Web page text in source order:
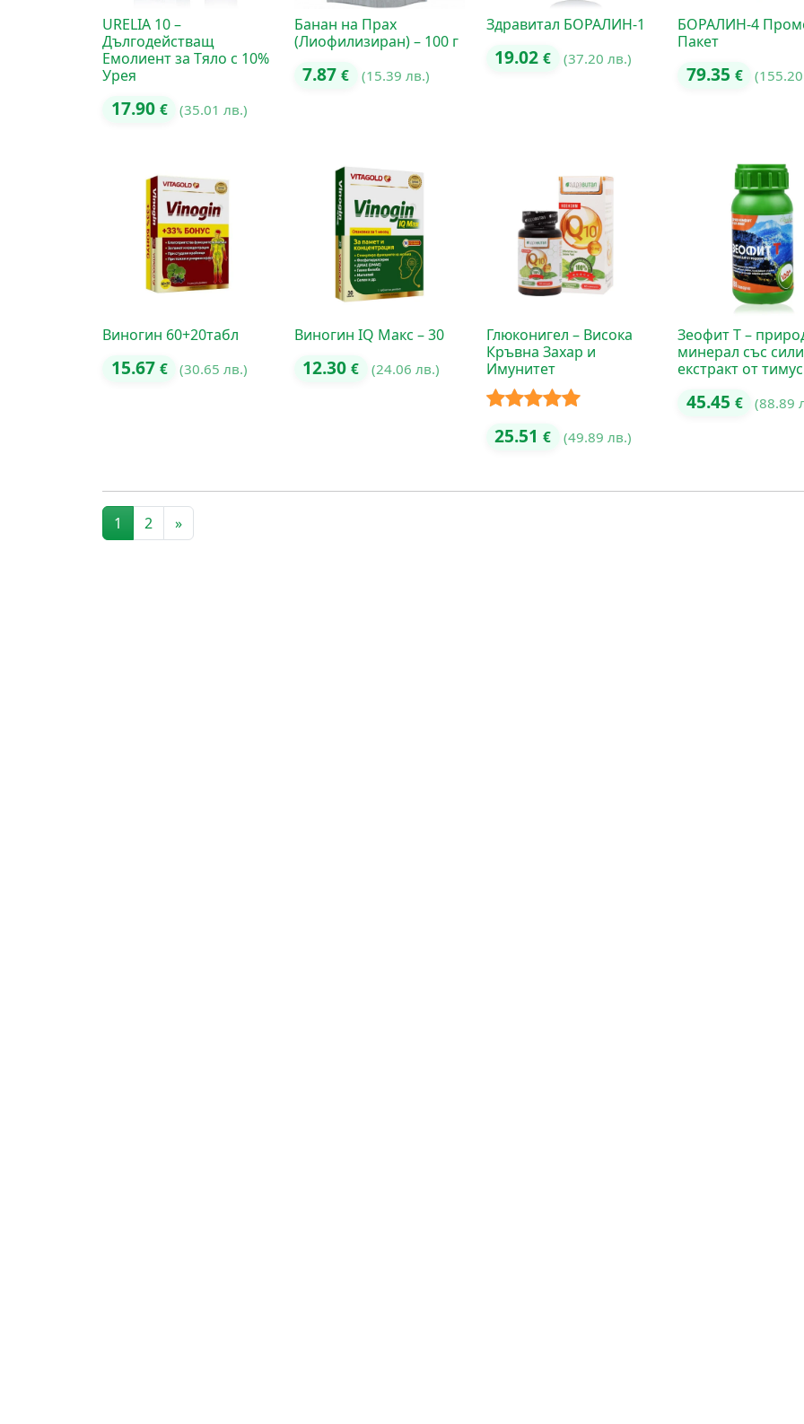
URELIA 10 –
Дългодействащ
Емолиент за Тяло с 10%
Урея
17.90 € (35.01 лв.)
Банан на Прах
(Лиофилизиран) – 100 г
7.87€ (15.39 лв.)
Здравитал БОРАЛИН-1
19.02€ (37.20 лв.)
БОРАЛИН-4
Пакет
79.35 €
Виногин 60+20табл
15.67 € (30.65 лв.)
Виногин IQ Макс – 30
12.30€ (24.06 лв.)
Глюконигел – Висока
Кръвна Захар и
Имунитет
Оценено с
25.51€ (49.89 лв.)
Зеофит Т –
минерал със
екстракт от тимус
45.45 € (88.89
Posts navigation
1 2 »